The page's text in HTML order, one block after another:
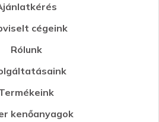
cégeink
Rólunk
kenőanyagok